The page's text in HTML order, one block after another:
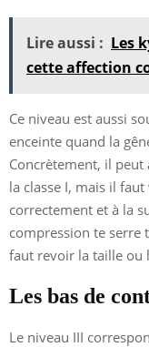
Lire aussi : Les
cette affection
Ce niveau est aussi
enceinte quand la
Concrètement, il
la classe I, mais il
correctement et à la
compression te serre
faut revoir la taille ou
Les bas de
Le niveau III